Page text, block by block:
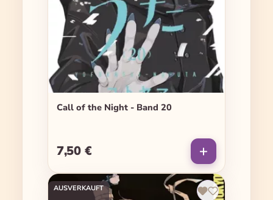
Call of the Night - Band 20
Regulärer Preis:
7,50 €
AUSVERKAUFT